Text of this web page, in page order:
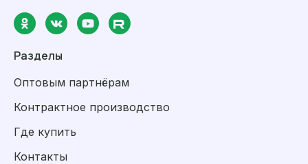
Разделы
Оптовым партнёрам
Контрактное производство
Где купить
Контакты